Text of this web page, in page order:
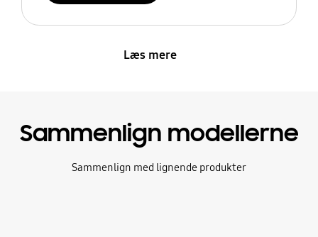
Læs mere
Sammenlign modellerne
Sammenlign med lignende produkter